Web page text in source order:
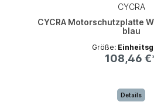
CYCRA
CYCRA Motorschutzplatte
blau
Größe:
108,46
Details